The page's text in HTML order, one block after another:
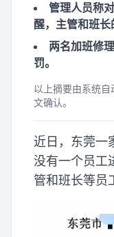
管理人员称
醒，主管和班长
两名加班修
罚。
以上摘要由系统
文确认。
近日，东莞一
没有一个员工
管和班长等员